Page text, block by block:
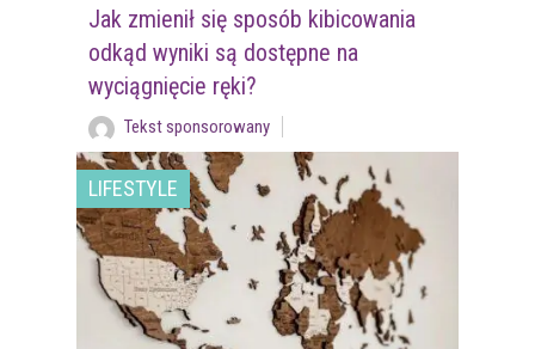
Jak zmienił się sposób kibicowania
odkąd wyniki są dostępne na
wyciągnięcie ręki?
Tekst sponsorowany
LIFESTYLE